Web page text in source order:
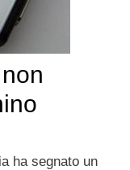
ha segnato un